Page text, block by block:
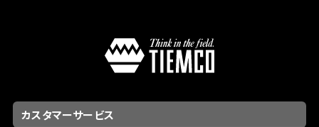
カスタマーサービス